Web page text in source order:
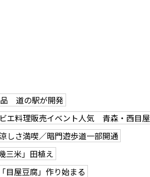
品 道の駅が開発
エ料理販売イベント人気 青森・西目屋
しさ満喫／暗門遊歩道一部開通
三米」田植え
屋豆腐」作り始まる